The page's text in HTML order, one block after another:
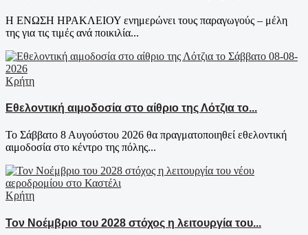
Η ΕΝΩΣΗ ΗΡΑΚΛΕΙΟΥ ενημερώνει τους παραγωγούς – μέλη
της για τις τιμές ανά ποικιλία...
Κρήτη
Εθελοντική αιμοδοσία στο αίθριο της Λότζια το...
Το Σάββατο 8 Αυγούστου 2026 θα πραγματοποιηθεί εθελοντική
αιμοδοσία στο κέντρο της πόλης...
Κρήτη
Τον Νοέμβριο του 2028 στόχος η λειτουργία του...